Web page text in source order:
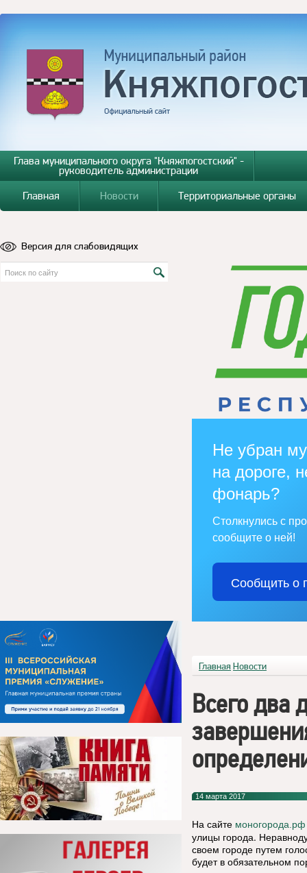
Глава муниципального округа "Княжпогостский" -
руководитель администрации
Главная
Новости Территориальные органы
Версия для слабовидящих
Не убран
на дороге,
фонарь?
Столкнулись с
сообщите о ней!
Сообщить о
Главная Новости
Всего два
14 марта 2017
На сайте моногорода.рф
улицы города.
своем городе путем
будет в обязательном